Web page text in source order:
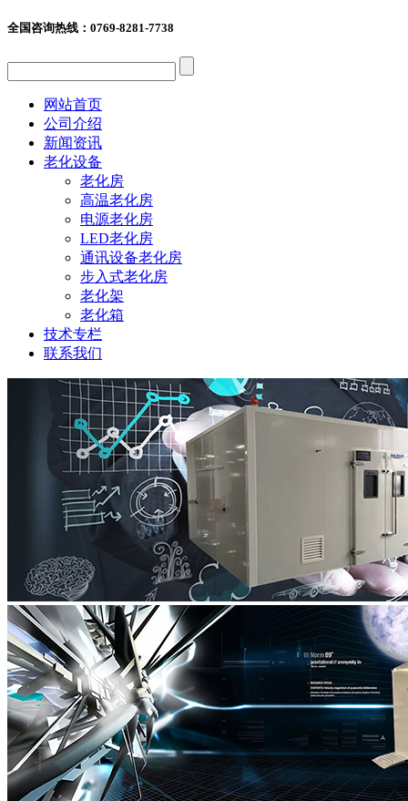
全国咨询热线： 0769-8281-7738
网站首页
公司介绍
新闻资讯
老化设备
老化房
高温老化房
电源老化房
LED老化房
通讯设备老化房
步入式老化房
老化架
老化箱
技术专栏
联系我们